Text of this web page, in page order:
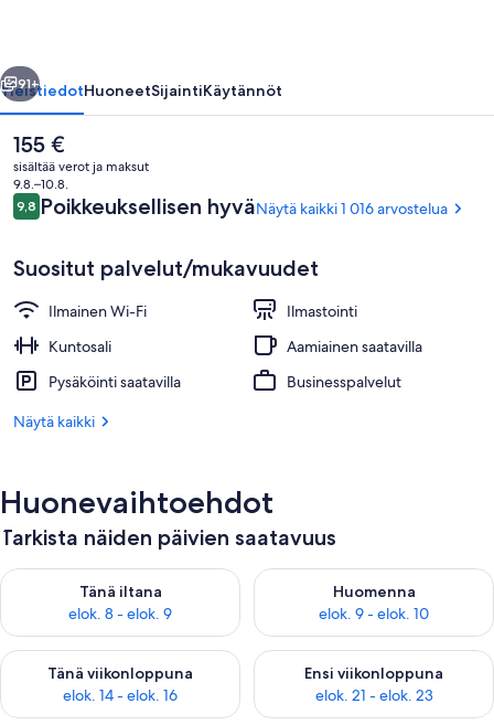
Tallelokero huoneessa, työpöytä,
Seuraava
91+
YleistiedotHuoneetSijaintiKäytännöt
Nykyinen
hinta
on
155 €
155 €
sisältää verot ja maksut
9.8.–10.8.
Arvostelut
9,89,8 kautta 10.
Poikkeuksellisen hyväNäytä kaikki 1 016 arvostelua
Suositut palvelut/mukavuudet
Ilmainen Wi-Fi
Ilmastointi
Kuntosali
Aamiainen saatavilla
Pysäköinti saatavilla
Businesspalvelut
Näytä kaikki
Huonevaihtoehdot
Tarkista näiden päivien saatavuus
Tänä iltana
elok. 8 - elok. 9
Tarkista tämän illan saatavuus elok. 8 - elok. 9
Huomenna
elok. 9 - elok. 10
Tarkista huomisen saatavuus
Tänä viikonloppuna
elok. 14 - elok. 16
Tarkista tämän viikonlopun saatavuus elok. 14 - elok. 16
Ensi viikonloppuna
elok. 21 - elok. 23
Tarkista ensi viikonlopun